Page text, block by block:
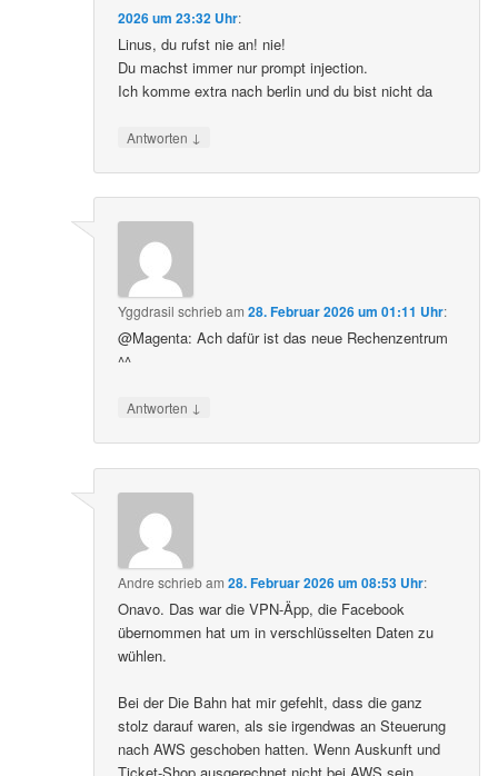
2026 um 23:32 Uhr:
Linus, du rufst nie an! nie!
Du machst immer nur prompt injection.
Ich komme extra nach berlin und du bist nicht da
Antworten ↓
Yggdrasil schriebam28. Februar 2026 um 01:11 Uhr:
@Magenta: Ach dafür ist das neue Rechenzentrum
^^
Antworten ↓
Andre schriebam28. Februar 2026 um 08:53 Uhr:
Onavo. Das war die VPN-Äpp, die Facebook
übernommen hat um in verschlüsselten Daten zu
wühlen.
Bei der Die Bahn hat mir gefehlt, dass die ganz
stolz darauf waren, als sie irgendwas an Steuerung
nach AWS geschoben hatten. Wenn Auskunft und